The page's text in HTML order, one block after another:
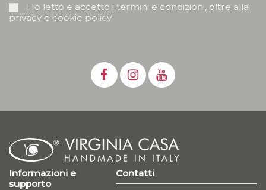
Ho letto e accetto i termini e condizioni, oltre alla
privacy e cookie policy
Informazioni e
supporto
Contatti